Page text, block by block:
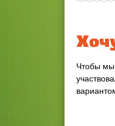
Чтобы мы